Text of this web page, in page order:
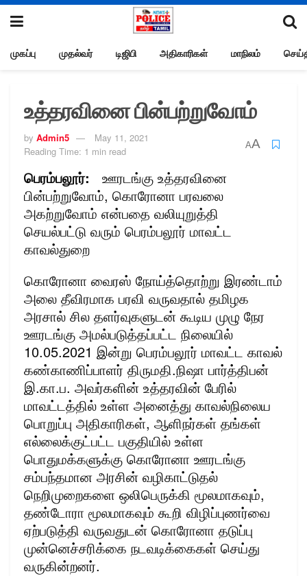
முகப்பு முதல்வர் டிஜிபி அதிகாரிகள் மாநிலம்
உத்தரவினை பின்பற்றுவோம்
by Admin5
May 11, 2021
Reading Time: 1 min read
AA
பெரம்பலூர்: ஊரடங்கு உத்தரவினை
பின்பற்றுவோம், கொரோனா பரவலை
அகற்றுவோம் என்பதை வலியுறுத்தி
செயல்பட்டு வரும் பெரம்பலூர் மாவட்ட
காவல்துறை
கொரோனா வைரஸ் நோய்த்தொற்று இரண்டாம்
அலை தீவிரமாக பரவி வருவதால் தமிழக
அரசால் சில தளர்வுகளுடன் கூடிய முழு நேர
ஊரடங்கு அமல்படுத்தப்பட்ட நிலையில்
10.05.2021 இன்று பெரம்பலூர் மாவட்ட காவல்
கண்காணிப்பாளர் திருமதி.நிஷா பார்த்திபன்
இ.கா.ப. அவர்களின் உத்தரவின் பேரில்
மாவட்டத்தில் உள்ள அனைத்து காவல்நிலைய
பொறுப்பு அதிகாரிகள், ஆளிநர்கள் தங்கள்
எல்லைக்குட்பட்ட பகுதியில் உள்ள
பொதுமக்களுக்கு கொரோனா ஊரடங்கு
சம்பந்தமான அரசின் வழிகாட்டுதல்
நெறிமுறைகளை ஒலிபெருக்கி மூலமாகவும்,
தண்டோரா மூலமாகவும் கூறி விழிப்புணர்வை
ஏற்படுத்தி வருவதுடன் கொரோனா தடுப்பு
முன்னெச்சரிக்கை நடவடிக்கைகள் செய்து
வருகின்றனர்.